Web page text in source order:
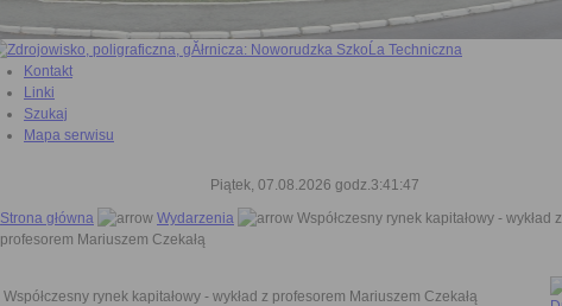
Kontakt
Linki
Szukaj
Mapa serwisu
Piątek, 07.08.2026 godz.3:41:48
Strona główna
Wydarzenia
Współczesny rynek kapitałowy - wykład z
profesorem Mariuszem Czekałą
Współczesny rynek kapitałowy - wykład z profesorem Mariuszem Czekałą